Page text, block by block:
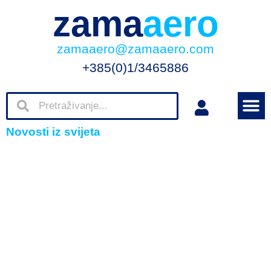
zamaaero
zamaaero@zamaaero.com
+385(0)1/3465886
Novosti iz svijeta